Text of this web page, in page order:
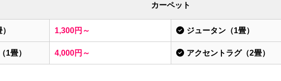
カーペット
1,300円～ ジュータン（1畳）
1畳） 4,000円～ アクセントラグ（2畳）